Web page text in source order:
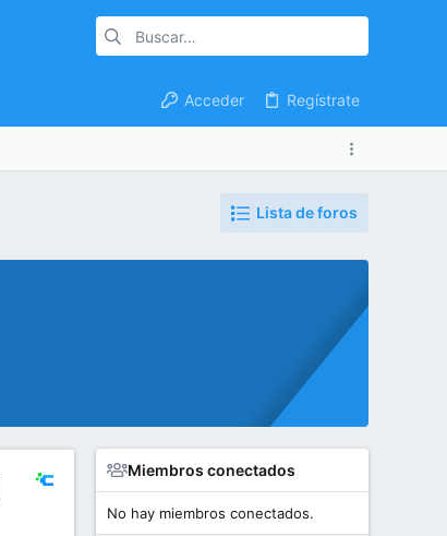
Acceder Regístrate
Lista de foros
Miembros conectados
No hay miembros conectados.